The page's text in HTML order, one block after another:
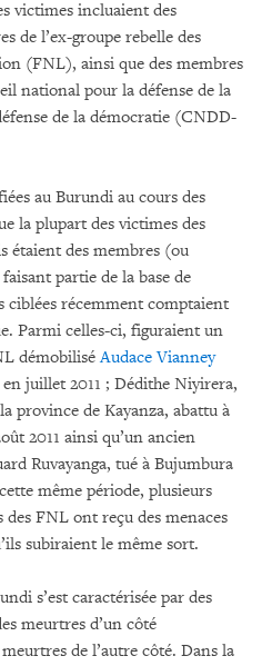
victimes incluaient des
de l’ex-groupe rebelle des
(FNL), ainsi que des membres
national pour la défense de la
de la démocratie (CNDD-
au Burundi au cours des
la plupart des victimes des
étaient des membres (ou
partie de la base de
ciblées récemment comptaient
Parmi celles-ci, figuraient un
démobiliséAudace Vianney
juillet 2011 ; Dédithe Niyirera,
province de Kayanza, abattu à
2011 ainsi qu’un ancien
Ruvayanga, tué à Bujumbura
même période, plusieurs
FNL ont reçu des menaces
subiraient le même sort.
s’est caractérisée par des
meurtres d’un côté
de l’autre côté. Dans la